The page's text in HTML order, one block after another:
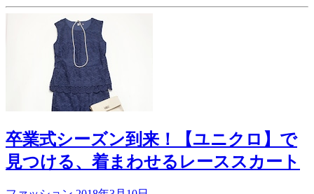
卒業式シーズン到来！【ユニクロ】で
見つける、着まわせるレーススカート